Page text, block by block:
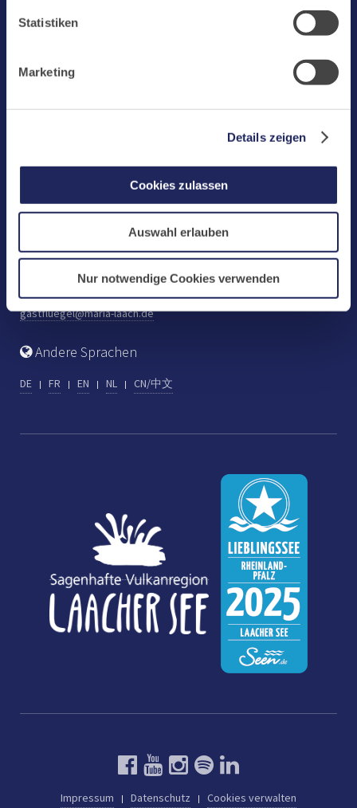
Buchungen von Bibliotheks- und Klosterführungen. Um
Buchungen durchführen zu können akzeptieren Sie bitte
Statistiken
Marketing
Details zeigen
Cookies zulassen
Auswahl erlauben
Nur notwendige Cookies verwenden
Jobs
Fax: +49 (0) 2652 59-359
www.maria-laach.de
Tel: +49 (0) 2652 59-313
Fax: +49 (0) 2652 59-282
gastfluegel@maria-laach.de
Andere Sprachen
DE FR EN NL CN/中文
Impressum Datenschutz Cookies verwalten